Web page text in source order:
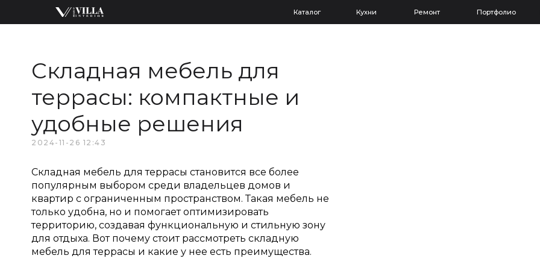
Каталог Ремонт
Кухни Портфолио
Складная мебель для
террасы: компактные и
удобные решения
2024-11-26 12:43
Складная мебель для террасы становится все более
популярным выбором среди владельцев домов и
квартир с ограниченным пространством. Такая мебель не
только удобна, но и помогает оптимизировать
территорию, создавая функциональную и стильную зону
для отдыха. Вот почему стоит рассмотреть складную
мебель для террасы и какие у нее есть преимущества.